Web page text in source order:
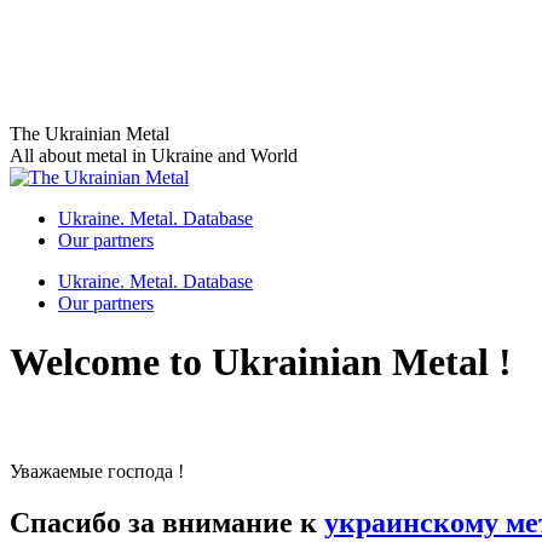
Skip
to
content
The Ukrainian Metal
All about metal in Ukraine and World
Ukraine. Metal. Database
Our partners
Ukraine. Metal. Database
Our partners
Welcome to Ukrainian Metal !
Уважаемые господа !
Спасибо за внимание к украинскому